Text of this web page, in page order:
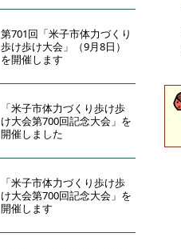
第701回「米子市体力づくり
歩け歩け大会」（9月8日）
を開催します
「米子市体力づくり歩け歩
け大会第700回記念大会」を
開催しました
「米子市体力づくり歩け歩
け大会第700回記念大会」を
開催します